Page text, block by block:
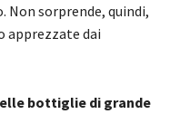
Non sorprende, quindi,
apprezzate dai
bottiglie di grande